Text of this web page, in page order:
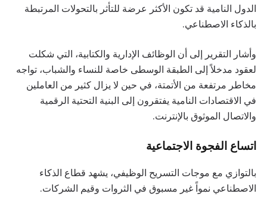
الدول النامية قد تكون الأكثر عرضة للتأثر بالتحولات المرتبطة
بالذكاء الاصطناعي.
وأشار التقرير إلى أن الوظائف الإدارية والكتابية، التي شكلت
لعقود مدخلاً إلى الطبقة الوسطى خاصة للنساء والشباب، تواجه
مخاطر مرتفعة من الأتمتة، في حين لا يزال كثير من العاملين
في الاقتصادات النامية يفتقرون إلى البنية التحتية الرقمية
والاتصال الموثوق بالإنترنت.
اتساع الفجوة الاجتماعية
بالتوازي مع موجات التسريح الوظيفي، يشهد قطاع الذكاء
الاصطناعي نمواً غير مسبوق في الثروات وقيم الشركات.